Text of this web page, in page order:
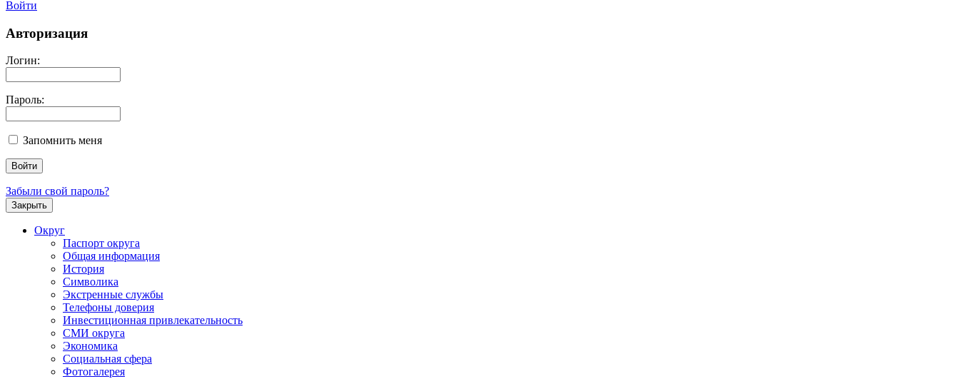
Войти
Авторизация
Логин:
Пароль:
Запомнить меня
Забыли свой пароль?
Закрыть
Округ
Паспорт округа
Общая информация
История
Символика
Экстренные службы
Телефоны доверия
Инвестиционная привлекательность
СМИ округа
Экономика
Социальная сфера
Фотогалерея